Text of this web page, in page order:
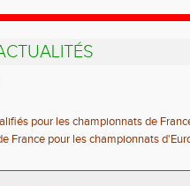
pour les championnats de
du 9 Juillet au 11 juillet
France pour les championnats